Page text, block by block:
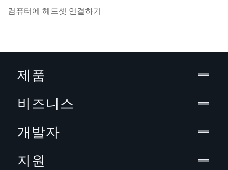
컴퓨터에 헤드셋 연결하기
제품
비즈니스
개발자
지원